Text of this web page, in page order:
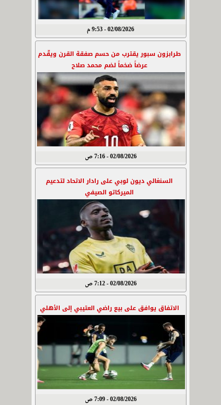
02/08/2026 - 9:53 م
طرابزون سبور يقترب من حسم صفقة القرن ويقّدم
عرضاً ضخماً لضم محمد صلاح
02/08/2026 - 7:16 ص
السنغالي ديون لوبي على رادار الاتحاد لتدعيم
الميركاتو الصيفي
02/08/2026 - 7:12 ص
الاتفاق يوافق على بيع راضي العتيبي إلى الأهلي
02/08/2026 - 7:09 ص